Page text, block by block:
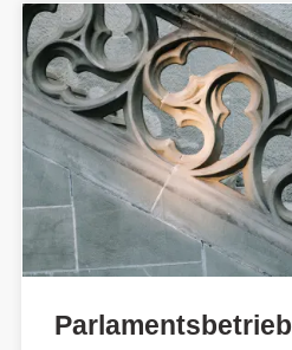
Parlamentsbetrieb